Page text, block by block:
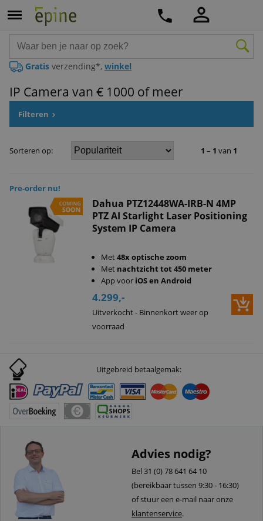
Gratis verzending*, winkel
IP Camera van € 1000 of meer
Filteren
Sorteren op: 1 – 1 van 1
Pre-order nu!
Dahua PTZ12448WA-IRB-N 4MP
PTZ AI Starlight Laser Positioning
System IP Camera
Met48x optische zoom
Met nachtzicht tot 450 meter
App voor iOS en Android
4.299,-
Uitverkocht - Binnenkort weer op
voorraad
Uitgebreid betaalgemak:
Advies nodig?
Bel 31 (0) 78 641 64 10
(bereikbaar tussen 9:30 - 16:30)
of stuur een e-mail naar onze
klantenservice.